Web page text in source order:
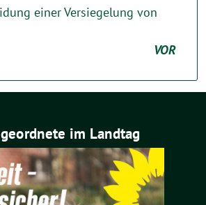
einer Versiegelung von
VOR
im Landtag